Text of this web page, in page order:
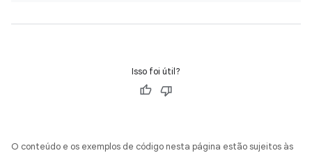
Isso foi útil?
O conteúdo e os exemplos de código nesta página estão sujeitos às